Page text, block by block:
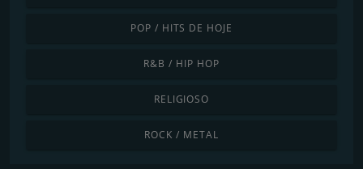
POP / HITS DE HOJE
R&B / HIP HOP
RELIGIOSO
ROCK / METAL